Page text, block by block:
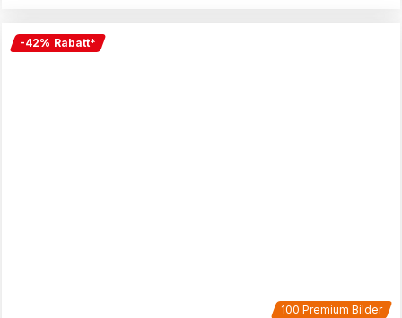
-42% Rabatt*
100 Premium Bilder